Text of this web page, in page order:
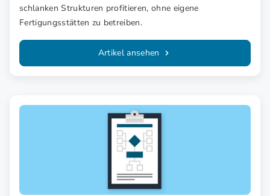
schlanken Strukturen profitieren, ohne eigene
Fertigungsstätten zu betreiben.
Artikel ansehen